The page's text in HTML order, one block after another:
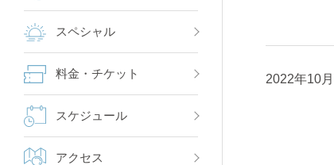
スペシャル
料金・チケット
スケジュール
アクセス
2022年10月